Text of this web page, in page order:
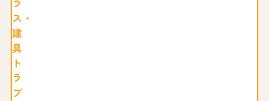
ラ
ス・
建
具
ト
ラ
ブ